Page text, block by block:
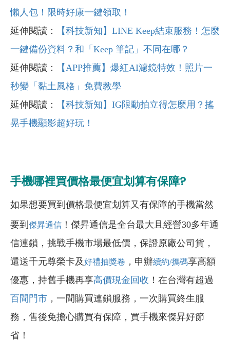
懶人包！限時好康一鍵領取！
延伸閱讀：
【科技新知】LINE Keep結束服務！怎麼
一鍵備份資料？和「Keep 筆記」不同在哪？
延伸閱讀：
【APP推薦】爆紅AI濾鏡特效！照片一
秒變「黏土風格」免費教學
延伸閱讀：
【科技新知】IG限動拍立得怎麼用？搖
晃手機顯影超好玩！
手機哪裡買價格最便宜划算有保障?
如果想要買到價格最便宜划算又有保障的手機當然
要到 傑昇通信 ！傑昇通信是全台最大且經營30多年通
信連鎖，挑戰手機市場最低價，保證原廠公司貨，
還送千元尊榮卡及好禮抽獎卷 ，申辦續約/攜碼享高額
優惠，持舊手機再享高價現金回收 ！在台灣有超過
百間門市 ，一間購買連鎖服務，一次購買終生服
務，售後免擔心購買有保障，買手機來傑昇好節
省！